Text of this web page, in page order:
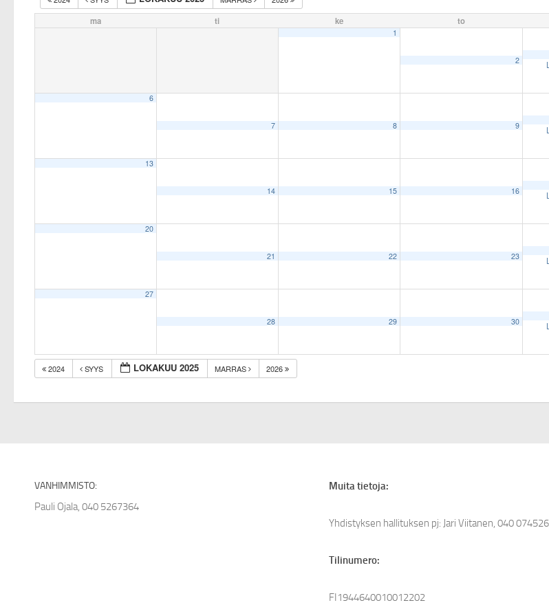
ma
ti ke to
1
2
6
7 8 9
13
14 15 16
20
21 22 23
27
28 29 30
2024 SYYS LOKAKUU 2025 MARRAS 2026
VANHIMMISTO:
Pauli Ojala, 040 5267364
Muita tietoja:
Yhdistyksen hallituksen pj: Jari Viitanen, 040
Tilinumero:
FI1944640010012202